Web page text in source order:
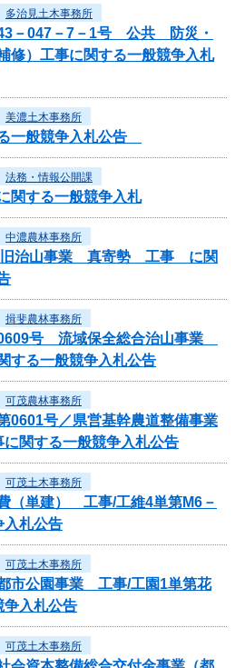
多治見土木事務所
43－047－7－1号 公共 防災・
修）工事に関する一般競争入札
美濃土木事務所
一般競争入札公告
法務・情報公開課
関する一般競争入札
中濃農林事務所
旧治山事業 真寄勢 工事 に関
揖斐農林事務所
0609号 流域保全総合治山事業
る一般競争入札公告
可茂農林事務所
0601号／県営基幹農道整備事業
関する一般競争入札公告
可茂土木事務所
（単建） 工事/工維4単第M6－
入札公告
可茂土木事務所
市公園事業 工事/工園1単第花
争入札公告
可茂土木事務所